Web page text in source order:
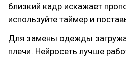
близкий кадр искажает
используйте таймер и
Для замены одежды
плечи. Нейросеть лучше